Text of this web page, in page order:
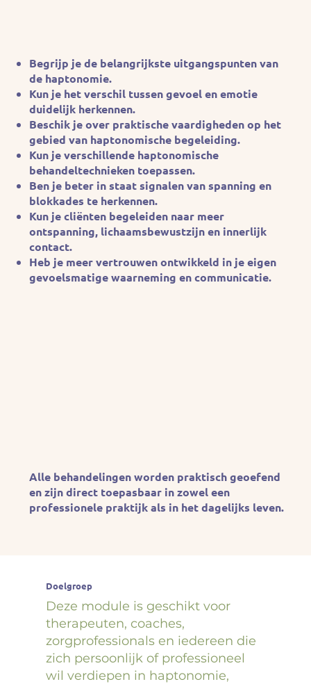
Begrijp je de belangrijkste uitgangspunten van
de haptonomie.
Kun je het verschil tussen gevoel en emotie
duidelijk herkennen.
Beschik je over praktische vaardigheden op het
gebied van haptonomische begeleiding.
Kun je verschillende haptonomische
behandeltechnieken toepassen.
Ben je beter in staat signalen van spanning en
blokkades te herkennen.
Kun je cliënten begeleiden naar meer
ontspanning, lichaamsbewustzijn en innerlijk
contact.
Heb je meer vertrouwen ontwikkeld in je eigen
gevoelsmatige waarneming en communicatie.
Alle behandelingen worden praktisch geoefend
en zijn direct toepasbaar in zowel een
professionele praktijk als in het dagelijks leven.
Doelgroep
Deze module is geschikt voor
therapeuten, coaches,
zorgprofessionals en iedereen die
zich persoonlijk of professioneel
wil verdiepen in haptonomie,